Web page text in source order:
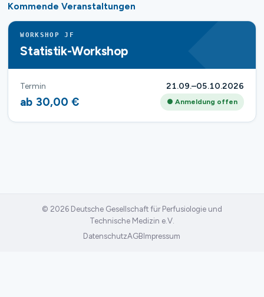
Kommende Veranstaltungen
WORKSHOP JF
Statistik-Workshop
Termin 21.09.–05.10.2026
ab 30,00 € ● Anmeldung offen
© 2026 Deutsche Gesellschaft für Perfusiologie und
Technische Medizin e.V.
DatenschutzAGB Impressum